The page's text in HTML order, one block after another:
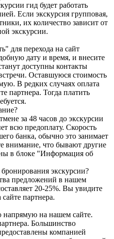
гид будет работать
Если экскурсия групповая,
их количество зависит от
экскурсии.
для перехода на сайт
дату и время, и внесите
доступны контакты
Оставшуюся стоимость
В редких случаях оплата
партнера. Тогда платить
за 48 часов до экскурсии
всю предоплату. Скорость
банка, обычно это занимает
внимание, что бывают другие
в блоке "Информация об
экскурсии?
предложений в нашем
20-25%. Вы увидите
партнера.
напрямую на нашем сайте.
Большинство
компанией